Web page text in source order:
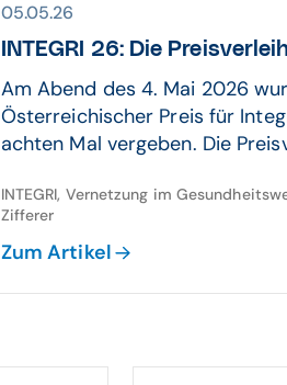
05.05.26
INTEGRI 26: Die
Am Abend des 4. Mai 2026
Österreichischer Preis für
achten Mal vergeben. Die
INTEGRI, Vernetzung im
Zifferer
Zum Artikel